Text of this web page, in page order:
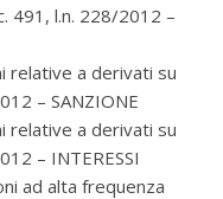
491, l.n. 228/2012 –
relative a derivati su
– SANZIONE
relative a derivati su
– INTERESSI
ad alta frequenza